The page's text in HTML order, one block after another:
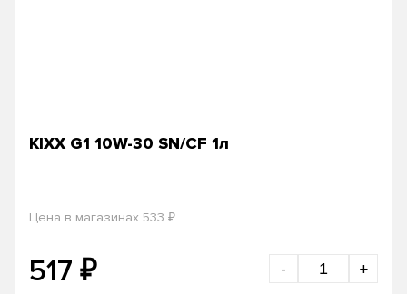
KIXX G1 10W-30 SN/CF 1л
Цена в магазинах 533 ₽
517 ₽ - +